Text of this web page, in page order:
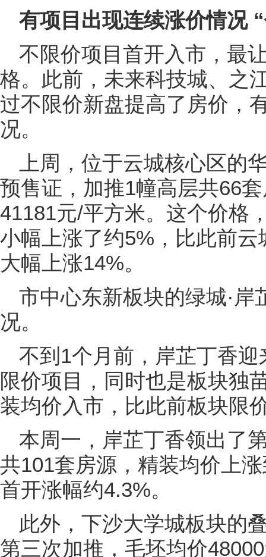
有项目出现连续涨价情况
不限价项目首开入市，最
格。此前，未来科技城、之
过不限价新盘提高了房价，
况。
上周，位于云城核心区的
预售证，加推1幢高层共66
41181元/平方米。这个价格
小幅上涨了约5%，比此前
大幅上涨14%。
市中心东新板块的绿城·
况。
不到1个月前，岸芷丁香
限价项目，同时也是板块独
装均价入市，比此前板块限
本周一，岸芷丁香领出了
共101套房源，精装均价上
首开涨幅约4.3%。
此外，下沙大学城板块的
第三次加推，毛坯均价